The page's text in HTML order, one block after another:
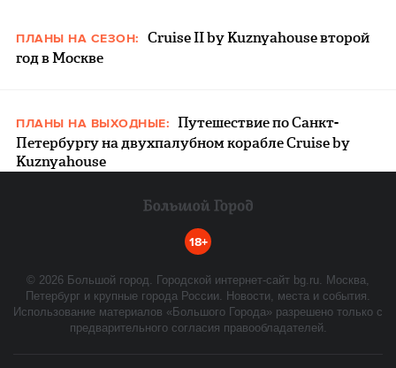
ПЛАНЫ НА СЕЗОН:
Cruise II by Kuznyahouse второй
год в Москве
ПЛАНЫ НА ВЫХОДНЫЕ: Путешествие по Санкт-
Петербургу на двухпалубном корабле Cruise by
Kuznyahouse
18+
© 2026 Большой город. Городской интернет-сайт bg.ru. Москва,
Петербург и крупные города России. Новости, места и события.
Использование материалов «Большого Города» разрешено только с
предварительного согласия правообладателей.